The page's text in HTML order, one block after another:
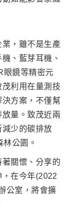
，雖不是生產
、藍芽耳機、
眼鏡等精密元
利用在量測技
方案，不僅幫
量。致茂近兩
少的碳排放
公園。
關懷、分享的
在今年(2022
公室，將會擴